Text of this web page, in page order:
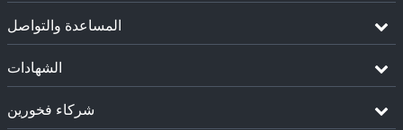
المساعدة والتواصل
الشهادات
شركاء فخورين